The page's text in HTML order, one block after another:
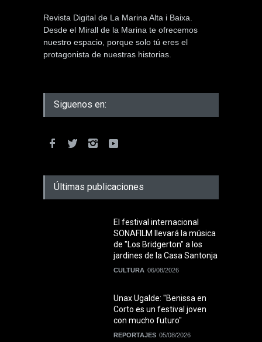
Revista Digital de La Marina Alta i Baixa.
Desde el Mirall de la Marina te ofrecemos
nuestro espacio, porque solo tú eres el
protagonista de nuestras historias.
Siguenos en:
Últimas publicaciones
El festival internacional
SONAFILM llevará la música
de "Los Bridgerton" a los
jardines de la Casa Santonja
CULTURA 06/08/2026
Unax Ugalde: "Benissa en
Corto es un festival joven
con mucho futuro"
REPORTAJES 05/08/2026